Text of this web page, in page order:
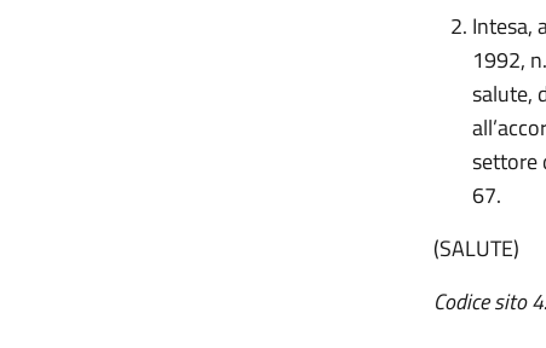
Intesa,
1992,
salute,
settore
67.
(SALUTE)
Codice sito